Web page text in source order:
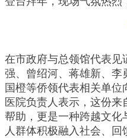
在市政府与总领馆代表见
强、曾绍河、蒋雄新、李
国橙等侨领代表相关单位
医院负责人表示，这份
帮助，更是一种跨越文化
人群体积极融入社会、回